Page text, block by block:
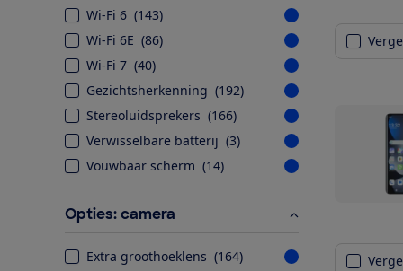
Wi-Fi 6 (143)
Wi-Fi 6E (86)
Wi-Fi 7 (40)
Gezichtsherkenning (192)
Stereoluidsprekers (166)
Verwisselbare batterij (3)
Vouwbaar scherm (14)
Opties: camera
Extra groothoeklens (164)